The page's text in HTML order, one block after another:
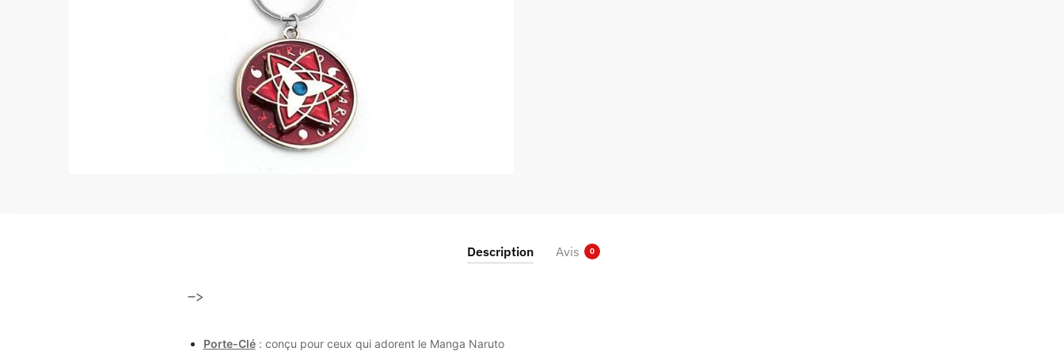
Description Avis 0
–>
Porte-Clé: conçu pour ceux qui adorent le Manga Naruto